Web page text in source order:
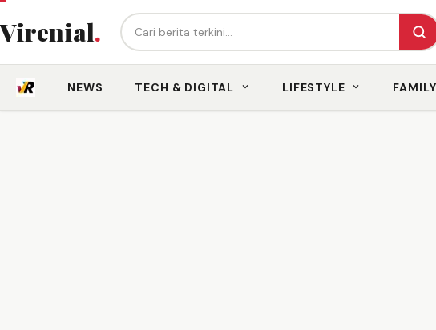
Virenial. Cari berita...
NEWS TECH & DIGITAL LIFESTYLE